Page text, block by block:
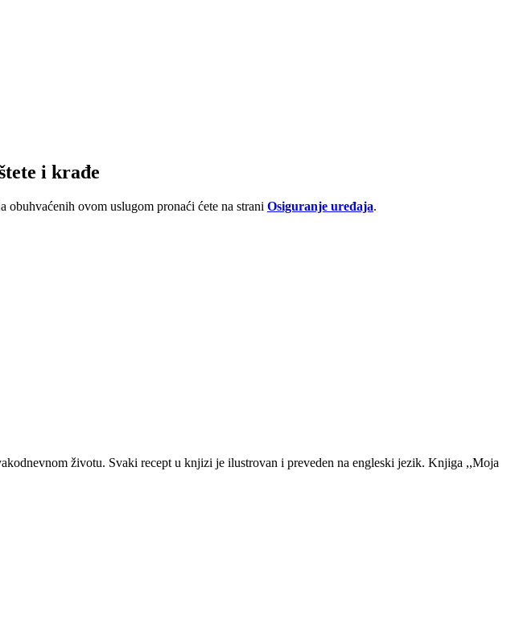
i krađe
obuhvaćenih ovom uslugom pronaći ćete na strani Osiguranje uređaja.
životu. Svaki recept u knjizi je ilustrovan i preveden na engleski jezik. Knjiga ,,Moja